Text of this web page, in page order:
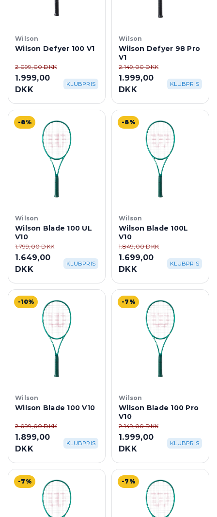
Wilson
Wilson Defyer 100 V1
2.099,00 DKK
1.999,00
DKK
KLUBPRIS
Wilson
Wilson Defyer 98 Pro
V1
2.149,00 DKK
1.999,00
DKK
KLUBPRIS
-8%
Wilson
Wilson Blade 100 UL
V10
1.799,00 DKK
1.649,00
DKK
KLUBPRIS
-8%
Wilson
Wilson Blade 100L
V10
1.849,00 DKK
1.699,00
DKK
KLUBPRIS
-10%
Wilson
Wilson Blade 100 V10
2.099,00 DKK
1.899,00
DKK
KLUBPRIS
-7%
Wilson
Wilson Blade 100 Pro
V10
2.149,00 DKK
1.999,00
DKK
KLUBPRIS
-7% -7%